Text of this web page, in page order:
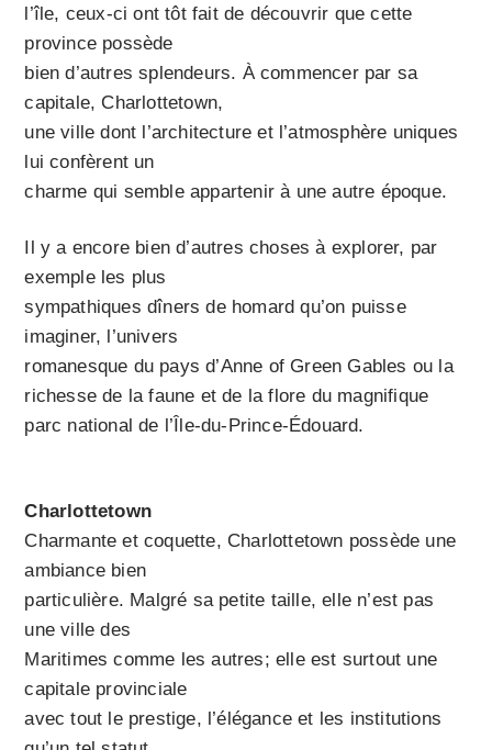
l’île, ceux-ci ont tôt fait de découvrir que cette
province possède
bien d’autres splendeurs. À commencer par sa
capitale, Charlottetown,
une ville dont l’architecture et l’atmosphère uniques
lui confèrent un
charme qui semble appartenir à une autre époque.
Il y a encore bien d’autres choses à explorer, par
exemple les plus
sympa­­thiques dîners de homard qu’on puisse
imaginer, l’univers
romanesque du pays d’Anne of Green Gables ou la
richesse de la faune et de la flore du magnifique
parc national de l’Île-du-Prince-Édouard.
Charlottetown
Charmante et coquette, Charlottetown possède une
ambiance bien
particulière. Malgré sa petite taille, elle n’est pas
une ville des
Maritimes comme les autres; elle est surtout une
capitale provinciale
avec tout le prestige, l’élégance et les institutions